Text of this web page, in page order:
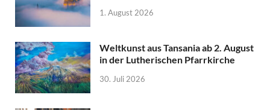
1. August 2026
Weltkunst aus Tansania ab 2. August
in der Lutherischen Pfarrkirche
30. Juli 2026